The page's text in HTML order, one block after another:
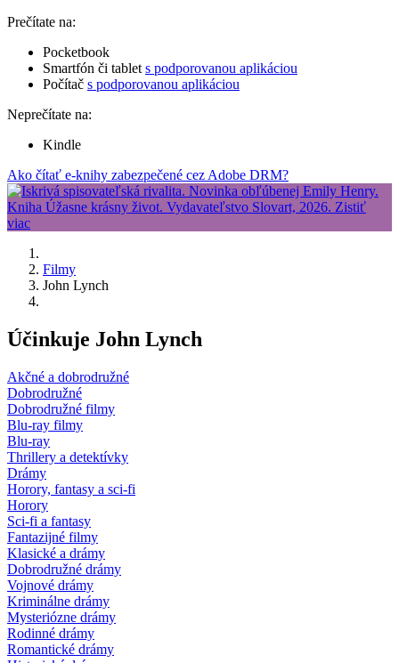
Prečítate na:
Pocketbook
Smartfón či tablet s podporovanou aplikáciou
Počítač s podporovanou aplikáciou
Neprečítate na:
Kindle
Ako čítať e-knihy zabezpečené cez Adobe DRM?
Filmy
John Lynch
Účinkuje John Lynch
Akčné a dobrodružné
Dobrodružné
Dobrodružné filmy
Blu-ray filmy
Blu-ray
Thrillery a detektívky
Drámy
Horory, fantasy a sci-fi
Horory
Sci-fi a fantasy
Fantazijné filmy
Klasické a drámy
Dobrodružné drámy
Vojnové drámy
Kriminálne drámy
Mysteriózne drámy
Rodinné drámy
Romantické drámy